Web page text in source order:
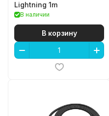
Lightning 1m
В наличии
В корзину